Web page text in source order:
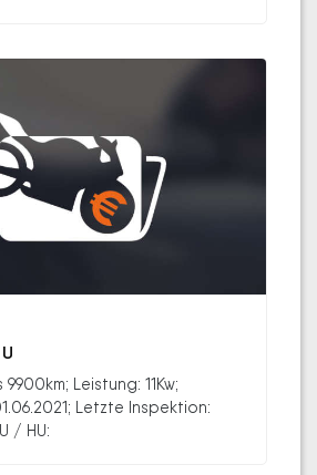
Leistung: 11Kw;
Letzte Inspektion:
/ HU: